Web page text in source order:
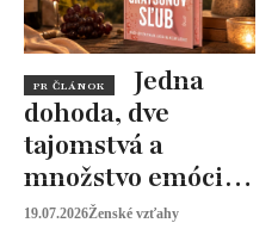
PR ČLÁNOK
dohoda, dve
tajomstvá a
množstvo emócií.
Mia Sheridan a
19.07.2026Ženské vzťahy